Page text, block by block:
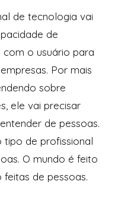
de tecnologia vai
de
o usuário para
Por mais
sobre
ele vai precisar
de pessoas.
tipo de profissional
O mundo é feito
feitas de pessoas.